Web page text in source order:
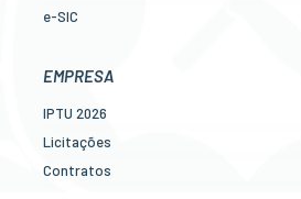
e-SIC
Legislação
EMPRESA
IPTU 2026
Licitações
Contratos